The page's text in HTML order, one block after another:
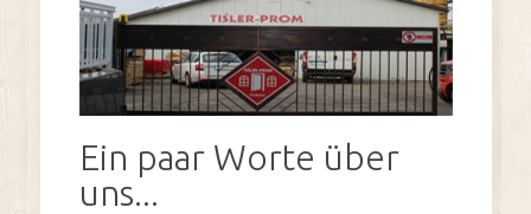
Ein paar Worte über
uns...